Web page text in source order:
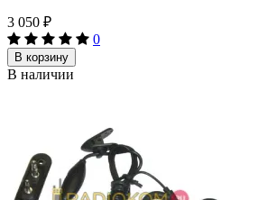
3 050 ₽
0
В корзину
В наличии